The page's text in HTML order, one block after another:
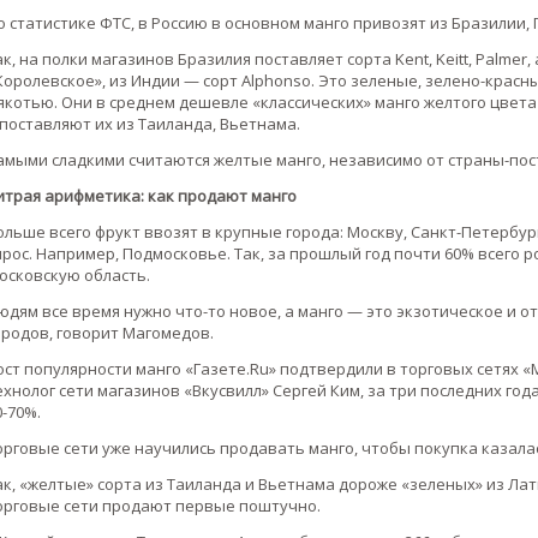
статистике ФТС, в Россию в основном манго привозят из Бразилии,
на полки магазинов Бразилия поставляет сорта Kent, Keitt,
из Индии — сорт Alphonso. Это зеленые, зелено-
Они в среднем дешевле «классических» манго желтого
их из Таиланда, Вьетнама.
сладкими считаются желтые манго, независимо от страны-
арифметика: как продают манго
всего фрукт ввозят в крупные города: Москву, Санкт-
Например, Подмосковье. Так, за прошлый год почти 60% всего
область.
все время нужно что-то новое, а манго — это экзотическое и
говорит Магомедов.
популярности манго «Газете.Ru» подтвердили в торговых сетях
сети магазинов «Вкусвилл» Сергей Ким, за три последних
70%.
сети уже научились продавать манго, чтобы покупка
«желтые» сорта из Таиланда и Вьетнама дороже «зеленых» из
сети продают первые поштучно.